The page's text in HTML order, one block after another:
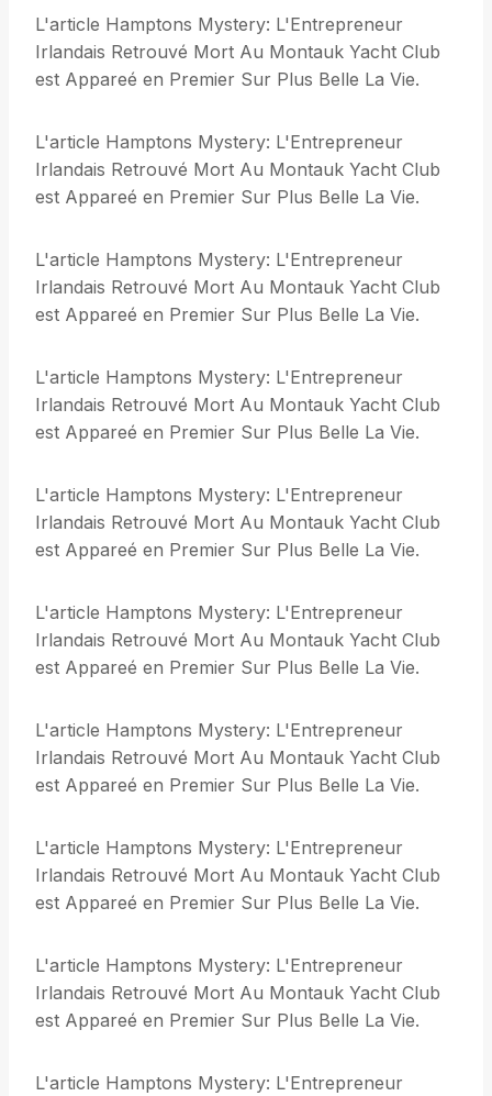
L'article Hamptons Mystery: L'Entrepreneur
Irlandais Retrouvé Mort Au Montauk Yacht Club
est Appareé en Premier Sur Plus Belle La Vie.
L'article Hamptons Mystery: L'Entrepreneur
Irlandais Retrouvé Mort Au Montauk Yacht Club
est Appareé en Premier Sur Plus Belle La Vie.
L'article Hamptons Mystery: L'Entrepreneur
Irlandais Retrouvé Mort Au Montauk Yacht Club
est Appareé en Premier Sur Plus Belle La Vie.
L'article Hamptons Mystery: L'Entrepreneur
Irlandais Retrouvé Mort Au Montauk Yacht Club
est Appareé en Premier Sur Plus Belle La Vie.
L'article Hamptons Mystery: L'Entrepreneur
Irlandais Retrouvé Mort Au Montauk Yacht Club
est Appareé en Premier Sur Plus Belle La Vie.
L'article Hamptons Mystery: L'Entrepreneur
Irlandais Retrouvé Mort Au Montauk Yacht Club
est Appareé en Premier Sur Plus Belle La Vie.
L'article Hamptons Mystery: L'Entrepreneur
Irlandais Retrouvé Mort Au Montauk Yacht Club
est Appareé en Premier Sur Plus Belle La Vie.
L'article Hamptons Mystery: L'Entrepreneur
Irlandais Retrouvé Mort Au Montauk Yacht Club
est Appareé en Premier Sur Plus Belle La Vie.
L'article Hamptons Mystery: L'Entrepreneur
Irlandais Retrouvé Mort Au Montauk Yacht Club
est Appareé en Premier Sur Plus Belle La Vie.
L'article Hamptons Mystery: L'Entrepreneur